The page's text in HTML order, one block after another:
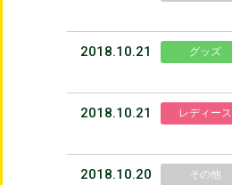
2018.10.21 グッズ
2018.10.21 レディース
2018.10.20 その他